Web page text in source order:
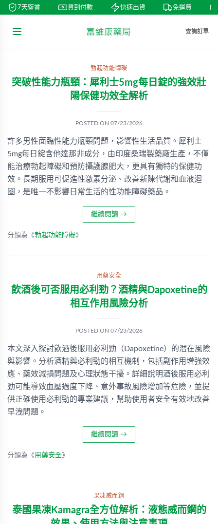
7天鑒賞 貨到付款 快速出貨 免運費
查詢訂單
勃起功能障礙
突破性能力瓶頸：犀利士5mg每日錠的強效壯
陽保健功效全解析
POSTED ON 07/23/2026
許多男性面臨性能力瓶頸問題，影響性生活品質。犀利士
5mg每日錠含他達那非成分，由印度桑瑞製藥廠生產，不僅
能治療勃起障礙和預防攝護腺肥大，更具有獨特的保健功
效。長期服用可促進性激素分泌、改善新陳代謝和血液迴
圈，是唯一不影響日常生活的性功能障礙藥品。
繼續閱讀 →
分類為《勃起功能障礙》
用藥安全
飲酒後可否服用必利勁？酒精與Dapoxetine的
相互作用風險分析
POSTED ON 07/23/2026
本文深入探討飲酒後服用必利勁（Dapoxetine）的潛在風險
與影響。分析酒精與必利勁的相互機制，包括副作用增強效
應、藥效減損問題及心理狀態干擾。詳細說明酒後服用必利
勁可能導致血壓過度下降、意外事故風險增加等危險，並提
供正確使用必利勁的專業建議，幫助使用者安全有效地改善
早洩問題。
繼續閱讀 →
分類為《用藥安全》
果凍威而鋼
泰國果凍Kamagra全方位解析：液態威而鋼的